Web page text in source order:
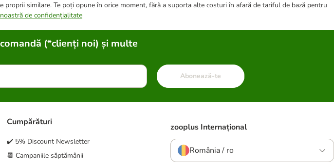
similare. Te poți opune în orice moment, fără a suporta alte costuri în afară de tariful de bază pentru
de confidențialitate
(*clienți noi) și multe
Abonează-te
Cumpărături
✔️ 5% Discount Newsletter
📆 Campaniile săptămânii
zooplus Internațional
România / ro